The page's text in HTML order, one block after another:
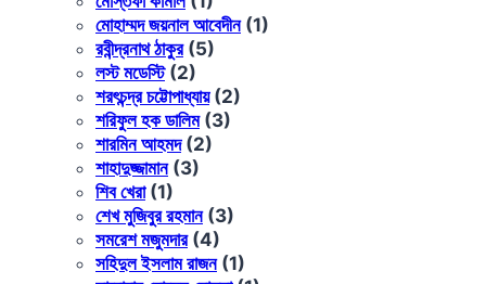
মোহাম্মদ জয়নাল আবেদীন(1)
রবীন্দ্রনাথ ঠাকুর(5)
লস্ট মডেস্টি(2)
শরৎচন্দ্র চট্টোপাধ্যায়(2)
শরিফুল হক ডালিম(3)
শারমিন আহমদ(2)
শাহাদুজ্জামান(3)
শিব খেরা(1)
শেখ মুজিবুর রহমান(3)
সমরেশ মজুমদার(4)
সহিদুল ইসলাম রাজন(1)